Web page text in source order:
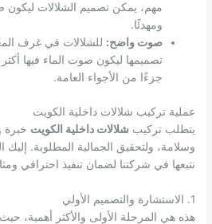
مهم، يمكن تصميم الشلالات ليكون
ومهدئًا.
صوت واضح: للشلالات في غرف
تصميمها ليكون صوت الماء فيها
جزءًا من الأجواء العامة.
عملية تركيب شلالات داخلية الكويت
يتطلب تركيب شلالات داخلية الكويت خبرة
وسلامة، ولتحقيق الجمالية المطلوبة.
نتبعها في شركتنا لضمان تنفيذ احترافي
1. الاستشارة والتصميم الأولي
هذه هي المرحلة الأولى والأكثر أهمية،